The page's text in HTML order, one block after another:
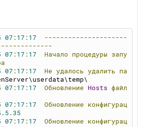
=256
=0
1
07 : 17 : 17
---------------------
07 : 17 : 17 Начало процедуры
запу
07 : 17 : 17 Не удалось удалить
па
07 : 17 : 17 Обновление Hosts файл
07 : 17 : 17 Обновление
конфигурац
. 35
07 : 17 : 17 Обновление
конфигурац